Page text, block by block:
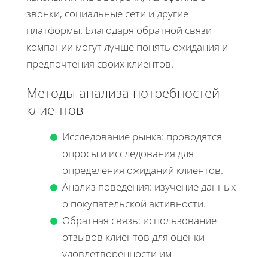
звонки, социальные сети и другие
платформы. Благодаря обратной связи
компании могут лучше понять ожидания и
предпочтения своих клиентов.
Методы анализа потребностей
клиентов
Исследование рынка: проводятся
опросы и исследования для
определения ожиданий клиентов.
Анализ поведения: изучение данных
о покупательской активности.
Обратная связь: использование
отзывов клиентов для оценки
удовлетворенности им